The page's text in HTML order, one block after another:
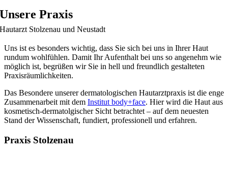
Unsere Praxis
Hautarzt Stolzenau und Neustadt
Uns ist es besonders wichtig, dass Sie sich bei uns in Ihrer Haut
rundum wohlfühlen. Damit Ihr Aufenthalt bei uns so angenehm wie
möglich ist, begrüßen wir Sie in hell und freundlich gestalteten
Praxisräumlichkeiten.
Das Besondere unserer dermatologischen Hautarztpraxis ist die enge
Zusammenarbeit mit dem Institut body+face. Hier wird die Haut aus
kosmetisch-dermatolgischer Sicht betrachtet – auf dem neuesten
Stand der Wissenschaft, fundiert, professionell und erfahren.
Praxis Stolzenau